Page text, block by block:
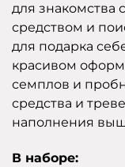
для знакомства
средством и
для подарка
красивом
семплов и
средства и
наполнения
В наборе: